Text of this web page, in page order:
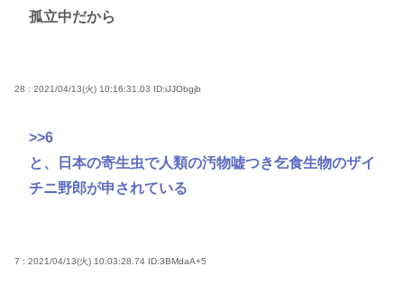
孤立中だから
28 : 2021/04/13(火) 10:16:31.03 ID:iJJObgjb
>>6
と、日本の寄生虫で人類の汚物嘘つき乞食生物のザイ
チニ野郎が申されている
7 : 2021/04/13(火) 10:03:28.74 ID:3BMdaA+5